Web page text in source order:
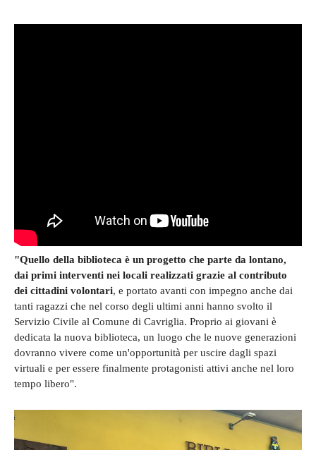
"Quello della biblioteca è un progetto che parte da lontano,
dai primi interventi nei locali realizzati grazie al contributo
dei cittadini volontari, e portato avanti con impegno anche dai
tanti ragazzi che nel corso degli ultimi anni hanno svolto il
Servizio Civile al Comune di Cavriglia. Proprio ai giovani è
dedicata la nuova biblioteca, un luogo che le nuove generazioni
dovranno vivere come un'opportunità per uscire dagli spazi
virtuali e per essere finalmente protagonisti attivi anche nel loro
tempo libero".